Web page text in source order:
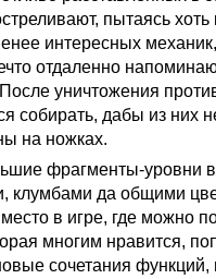
пытаясь
интересных
отдаленно
уничтожения
собирать, дабы из них
на ножках.
фрагменты-уровни
клумбами да общими
в игре, где можно
многим нравится,
сочетания